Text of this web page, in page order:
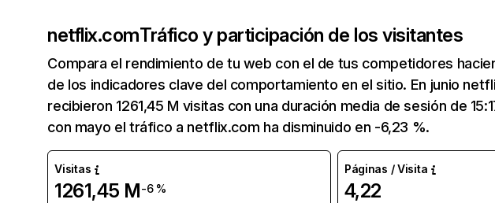
netflix.comTráfico y participación de los visitantes
Compara el rendimiento de tu web con el de tus competidores
de los indicadores clave del comportamiento en el sitio. En junio
recibieron 1261,45 M visitas con una duración media de sesión de
con mayo el tráfico a netflix.com ha disminuido en -6,23 %.
Visitas
1261,45 M-6 %
Páginas / Visita
4,22